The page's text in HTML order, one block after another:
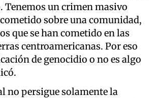
Tenemos un crimen masivo
sobre una comunidad,
que se han cometido en las
centroamericanas. Por eso
de genocidio o no es algo
no persigue solamente la